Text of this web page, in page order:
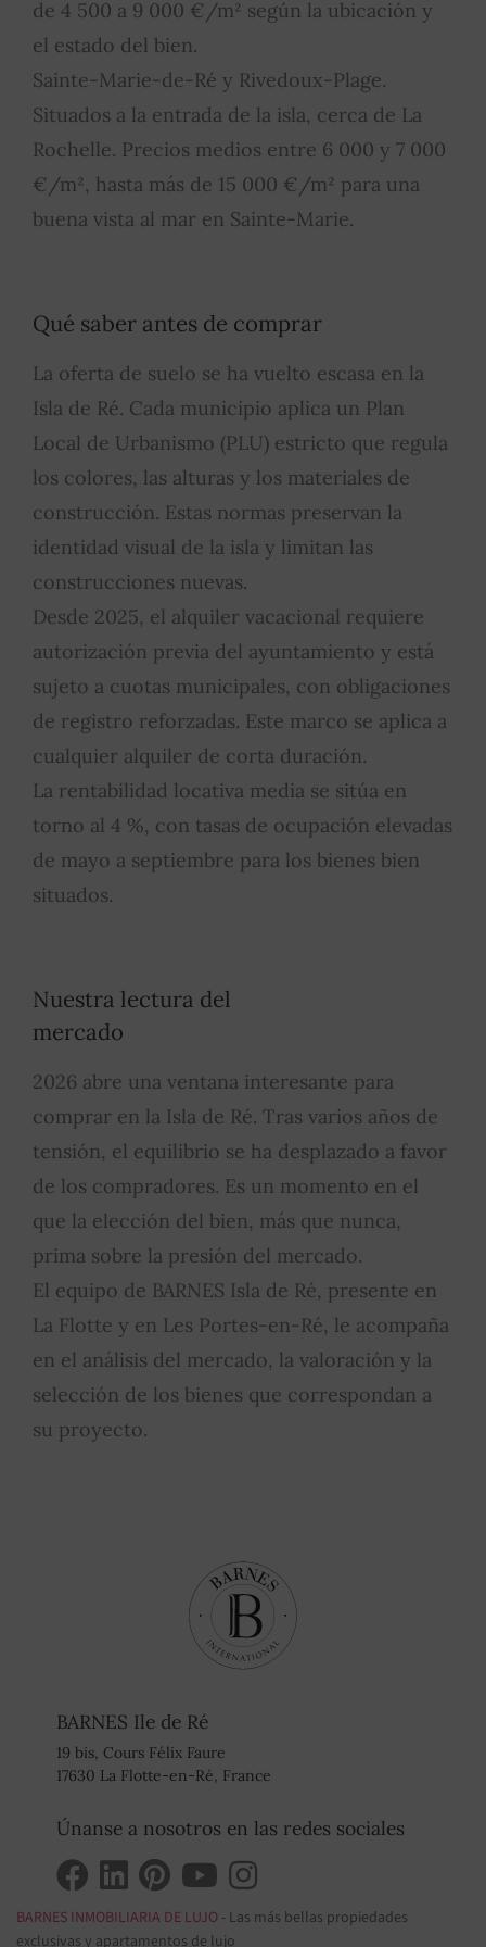
de 4 500 a 9 000 €/m² según la ubicación y
el estado del bien.
Sainte-Marie-de-Ré y Rivedoux-Plage.
Situados a la entrada de la isla, cerca de La
Rochelle. Precios medios entre 6 000 y 7 000
€/m², hasta más de 15 000 €/m² para una
buena vista al mar en Sainte-Marie.
Qué saber antes de comprar
La oferta de suelo se ha vuelto escasa en la
Isla de Ré. Cada municipio aplica un Plan
Local de Urbanismo (PLU) estricto que regula
los colores, las alturas y los materiales de
construcción. Estas normas preservan la
identidad visual de la isla y limitan las
construcciones nuevas.
Desde 2025, el alquiler vacacional requiere
autorización previa del ayuntamiento y está
sujeto a cuotas municipales, con obligaciones
de registro reforzadas. Este marco se aplica a
cualquier alquiler de corta duración.
La rentabilidad locativa media se sitúa en
torno al 4 %, con tasas de ocupación elevadas
de mayo a septiembre para los bienes bien
situados.
Nuestra lectura del
mercado
2026 abre una ventana interesante para
comprar en la Isla de Ré. Tras varios años de
tensión, el equilibrio se ha desplazado a favor
de los compradores. Es un momento en el
que la elección del bien, más que nunca,
prima sobre la presión del mercado.
El equipo de BARNES Isla de Ré, presente en
La Flotte y en Les Portes-en-Ré, le acompaña
en el análisis del mercado, la valoración y la
selección de los bienes que correspondan a
su proyecto.
BARNES Ile de Ré
19 bis, Cours Félix Faure
17630 La Flotte-en-Ré, France
Únanse a nosotros en las redes sociales
BARNES INMOBILIARIA DE LUJO - Las más bellas propiedades
exclusivas y apartamentos de lujo